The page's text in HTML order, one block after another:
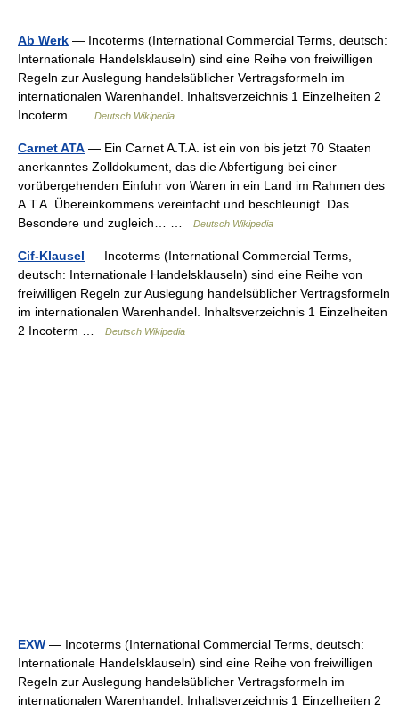
Ab Werk — Incoterms (International Commercial Terms, deutsch:
Internationale Handelsklauseln) sind eine Reihe von freiwilligen
Regeln zur Auslegung handelsüblicher Vertragsformeln im
internationalen Warenhandel. Inhaltsverzeichnis 1 Einzelheiten 2
Incoterm …
Deutsch Wikipedia
Carnet ATA — Ein Carnet A.T.A. ist ein von bis jetzt 70 Staaten
anerkanntes Zolldokument, das die Abfertigung bei einer
vorübergehenden Einfuhr von Waren in ein Land im Rahmen des
A.T.A. Übereinkommens vereinfacht und beschleunigt. Das
Besondere und zugleich… …
Deutsch Wikipedia
Cif-Klausel — Incoterms (International Commercial Terms,
deutsch: Internationale Handelsklauseln) sind eine Reihe von
freiwilligen Regeln zur Auslegung handelsüblicher Vertragsformeln
im internationalen Warenhandel. Inhaltsverzeichnis 1 Einzelheiten
2 Incoterm …
Deutsch Wikipedia
EXW — Incoterms (International Commercial Terms, deutsch:
Internationale Handelsklauseln) sind eine Reihe von freiwilligen
Regeln zur Auslegung handelsüblicher Vertragsformeln im
internationalen Warenhandel. Inhaltsverzeichnis 1 Einzelheiten 2